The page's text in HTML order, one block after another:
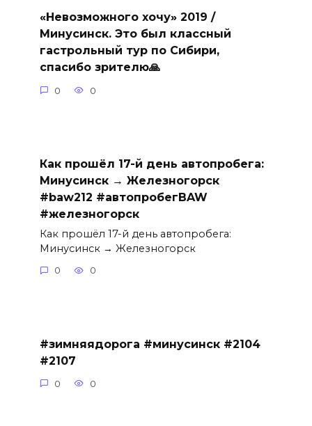
«Невозможного хочу» 2019 /
Минусинск. Это был классный
гастрольный тур по Сибири,
спасибо зрителю🙏
0 0
Как прошёл 17-й день автопробега:
Минусинск → Железногорск
#baw212 #автопробегBAW
#железногорск
Как прошёл 17-й день автопробега:
Минусинск → Железногорск
0 0
#зимняядорога #минусинск #2104
#2107
0 0